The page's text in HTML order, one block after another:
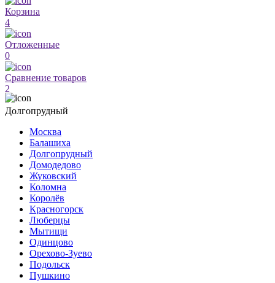
Корзина
4
Отложенные
0
Сравнение товаров
2
Долгопрудный
Москва
Балашиха
Долгопрудный
Домодедово
Жуковский
Коломна
Королёв
Красногорск
Люберцы
Мытищи
Одинцово
Орехово-Зуево
Подольск
Пушкино